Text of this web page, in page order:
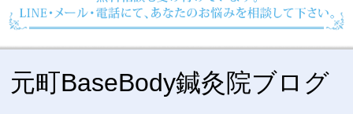
元町BaseBody鍼灸院ブログ